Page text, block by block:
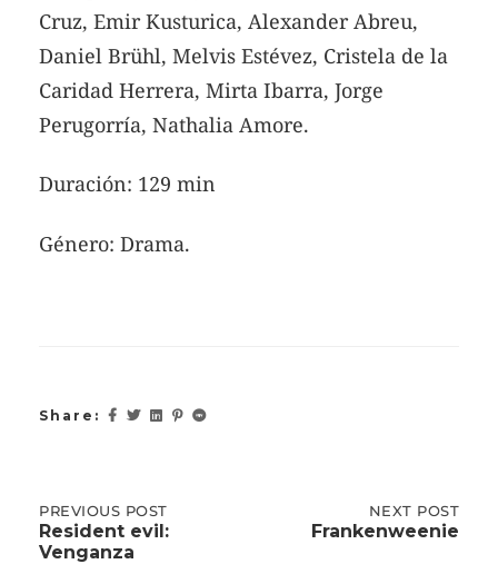
Cruz, Emir Kusturica, Alexander Abreu,
Daniel Brühl, Melvis Estévez, Cristela de la
Caridad Herrera, Mirta Ibarra, Jorge
Perugorría, Nathalia Amore.
Duración: 129 min
Género: Drama.
Share:
Post
PREVIOUS
POST:
RESIDENT
EVIL:
PREVIOUS POST
Resident evil:
Venganza
NEXT POST
Frankenweenie